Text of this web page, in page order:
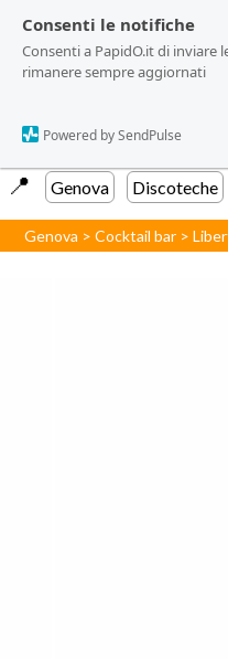
Consenti le notifiche
Consenti a PapidO.it di
rimanere sempre aggiornati
Powered by SendPulse
Consenti le notifiche
Consenti a PapidO.it di
rimanere sempre aggiornati
Powered by SendPulse
📍️ Genova Discoteche
Genova >Cocktail bar >